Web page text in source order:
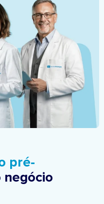
pré-
negócio